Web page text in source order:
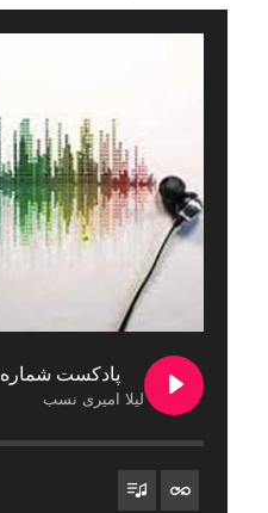
پادکست شماره 2 تحلیل رفتار
لیلا امیری نسب